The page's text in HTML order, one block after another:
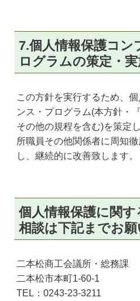
7.個人情報保護コ
ログラムの策定・
この方針を実行するため、
ンス・プログラム(本方針・
その他の規程を含む)を策定
所職員その他関係者に周知
し、継続的に改善致します。
個人情報保護に関す
相談は下記までお願
二本松商工会議所・総務課
二本松市本町1-60-1
TEL：0243-23-3211